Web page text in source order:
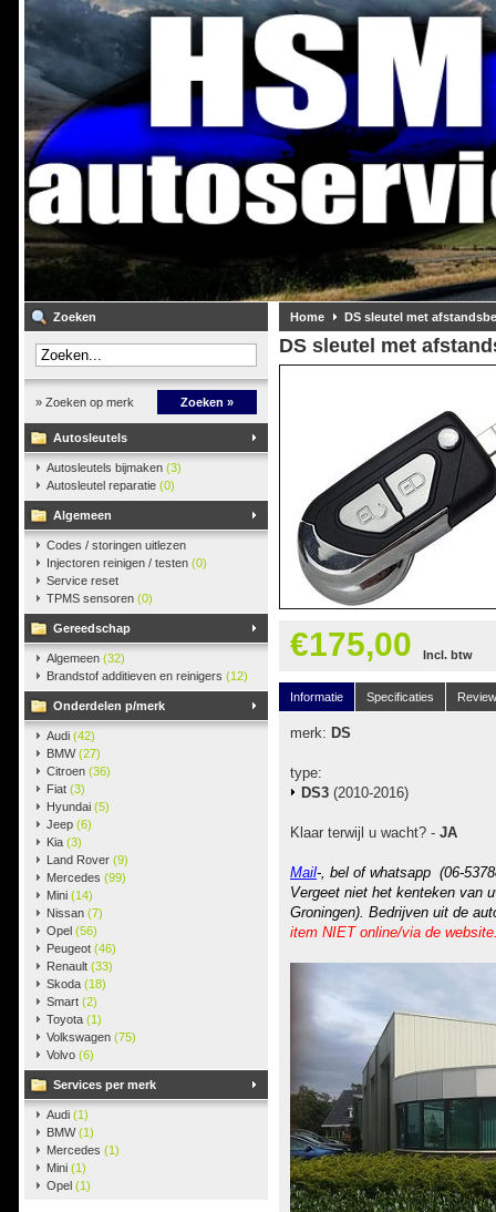
Zoeken
» Zoeken op merk Zoeken »
Autosleutels
Autosleutels bijmaken (3)
Autosleutel reparatie (0)
Algemeen
Codes / storingen uitlezen
Injectoren reinigen / testen (0)
Service reset
TPMS sensoren (0)
Gereedschap
Algemeen (32)
Brandstof additieven en reinigers (12)
Onderdelen p/merk
Audi (42)
BMW(27)
Citroen (36)
Fiat (3)
Hyundai (5)
Jeep (6)
Kia (3)
Land Rover (9)
Mercedes (99)
Mini (14)
Nissan (7)
Opel (56)
Peugeot (46)
Renault (33)
Skoda (18)
Smart (2)
Toyota (1)
Volkswagen (75)
Volvo (6)
Services per merk
Audi (1)
BMW(1)
Mercedes (1)
Mini (1)
Opel (1)
Home DS sleutel met
DS sleutel met
€175,00 Incl. btw
Informatie Specificaties
merk: DS
type:
DS3 (2010-2016)
Klaar terwijl u wacht? - JA
Mail-, bel of whatsapp (06-
Vergeet niet het kenteken van
Groningen). Bedrijven uit de
item NIET online/via de